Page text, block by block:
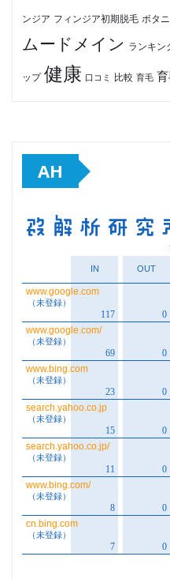
ンジア フィンジア初期脱毛 ボタ
ムードメイン ランキン
ップ 健康 口コミ 比較 育毛
AH